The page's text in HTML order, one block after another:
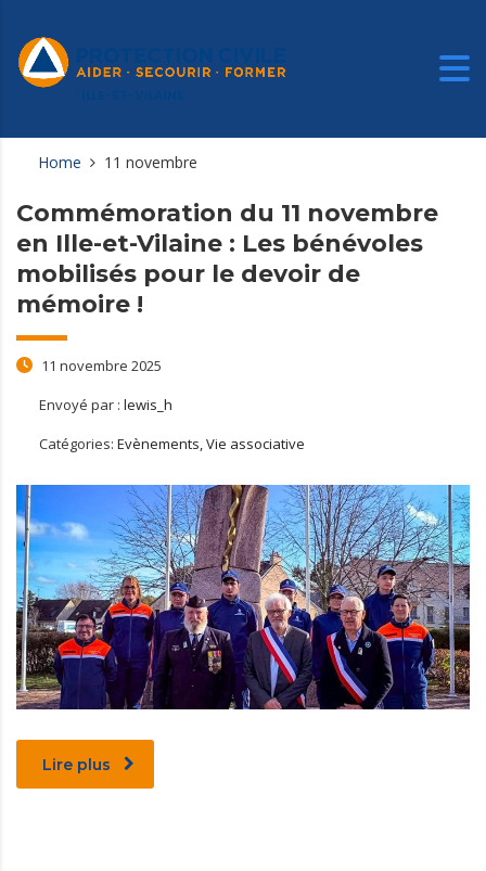
Home 11 novembre
Commémoration du 11 novembre
en Ille-et-Vilaine : Les bénévoles
mobilisés pour le devoir de
mémoire !
11 novembre 2025
Envoyé par : lewis_h
Catégories: Evènements, Vie associative
Lire plus